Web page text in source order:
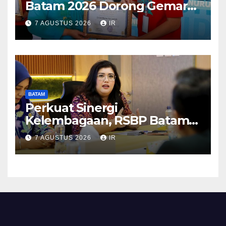
Batam 2026 Dorong Gemar
Makan Ikan
7 AGUSTUS 2026 IR
BATAM
Perkuat Sinergi
Kelembagaan, RSBP Batam
dan BPOM Pastikan
Pelayanan dan Ketersediaan
Obat Aman
7 AGUSTUS 2026 IR